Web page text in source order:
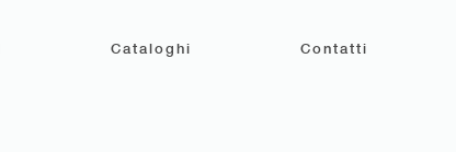
Cataloghi Contatti